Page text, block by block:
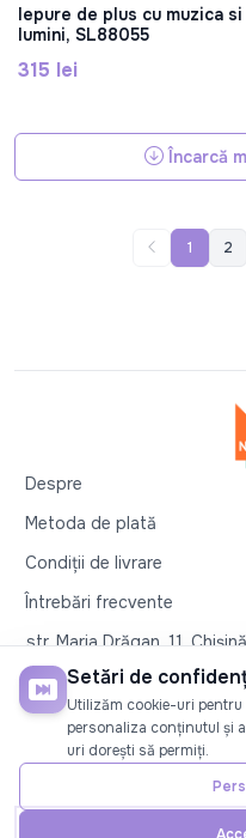
Iepure de plus cu muzica si
lumini, SL88055
315 lei
Încarcă
1 2
Despre
Metoda de plată
Condiții de livrare
Întrebări frecvente
str. Maria Drăgan, 11,
+37360327279
©2026Numina Kids
Setări de
Utilizăm cookie-uri pentru
personaliza conținutul și
uri dorești să permiți.